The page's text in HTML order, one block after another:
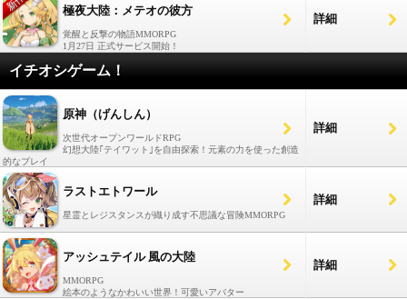
極夜大陸：メテオの彼方
覚醒と反撃の物語MMORPG
1月27日 正式サービス開始！
詳細
イチオシゲーム！
原神（げんしん）
次世代オープンワールドRPG
幻想大陸｢テイワット｣を自由探索！元素の力を使った創造
的なプレイ
詳細
ラストエトワール
星霊とレジスタンスが織り成す不思議な冒険MMORPG
詳細
アッシュテイル 風の大陸
MMORPG
絵本のようなかわいい世界！可愛いアバター
詳細